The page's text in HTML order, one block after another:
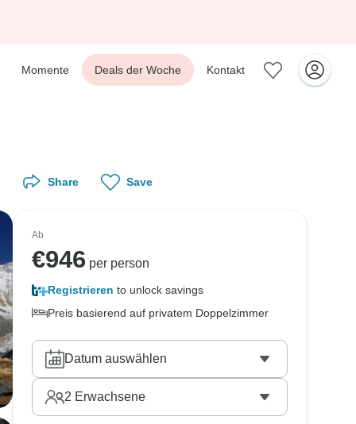
Momente Deals der Woche Kontakt
Share Save
Ab
€946 per person
Registrieren to unlock savings
Preis basierend auf privatem Doppelzimmer
Datum auswählen
2 Erwachsene